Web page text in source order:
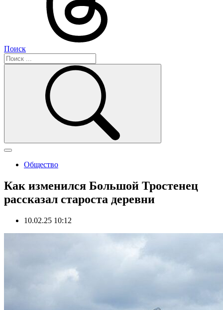
Поиск
Общество
Как изменился Большой Тростенец
рассказал староста деревни
10.02.25 10:12